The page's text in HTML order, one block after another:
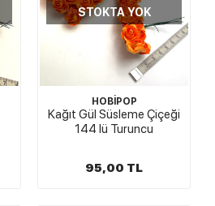
STOKTA YOK
HOBİPOP
Kağıt Gül Süsleme Çiçeği
144 lü Turuncu
95,00 TL